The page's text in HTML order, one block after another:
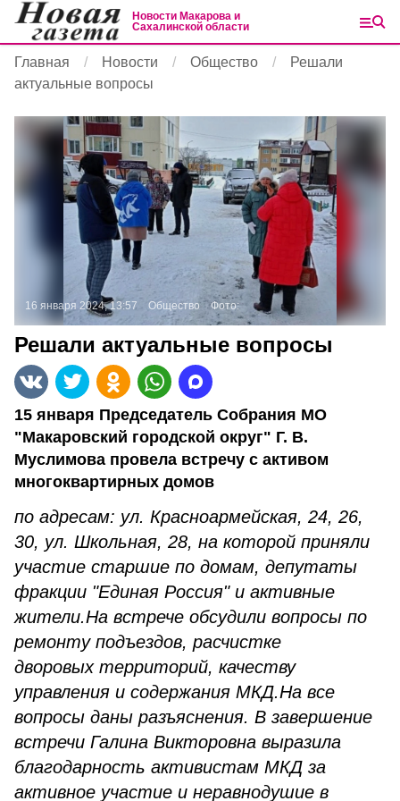
Новости Макарова и
Сахалинской области
Главная Новости Общество
Решали
актуальные вопросы
16 января 2024, 13:57 Общество Фото:
Решали актуальные вопросы
15 января Председатель Собрания МО
"Макаровский городской округ" Г. В.
Муслимова провела встречу с активом
многоквартирных домов
по адресам: ул. Красноармейская, 24, 26,
30, ул. Школьная, 28, на которой приняли
участие старшие по домам, депутаты
фракции "Единая Россия" и активные
жители.На встрече обсудили вопросы по
ремонту подъездов, расчистке
дворовыхтерриторий, качеству
управления и содержания МКД.На все
вопросы даны разъяснения. В завершение
встречи Галина Викторовна выразила
благодарность активистам МКД за
активное участие и неравнодушие в